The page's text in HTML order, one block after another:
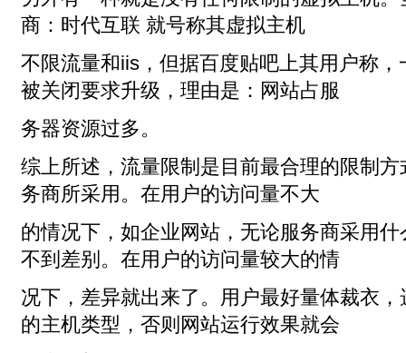
商：时代互联 就号称其虚拟主机
不限流量和iis，但据百度贴吧上其用户称
被关闭要求升级，理由是：网站占服
务器资源过多。
综上所述，流量限制是目前最合理的限制
务商所采用。在用户的访问量不大
的情况下，如企业网站，无论服务商采用
不到差别。在用户的访问量较大的情
况下，差异就出来了。用户最好量体裁衣
的主机类型，否则网站运行效果就会